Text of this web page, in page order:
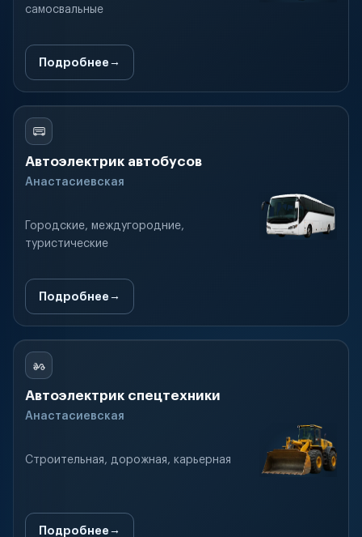
самосвальные
Подробнее
Автоэлектрик автобусов
Анастасиевская
Городские, междугородние,
туристические
Подробнее
Автоэлектрик спецтехники
Анастасиевская
Строительная, дорожная, карьерная
Подробнее